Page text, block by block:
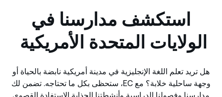
استكشف مدارسنا في
الولايات المتحدة الأمريكية
هل تريد تعلم اللغة الإنجليزية في مدينة أمريكية نابضة بالحياة أو
وجهة ساحلية خلابة؟ مع CE، ستحظى بكل ما تحتاجه. تضمن لك